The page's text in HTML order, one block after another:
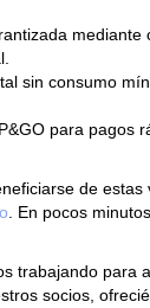
mediante
sin consumo
para pagos
de
. En pocos
trabajando para
socios,